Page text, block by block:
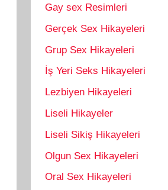
Gay sex Resimleri
Gerçek Sex Hikayeleri
Grup Sex Hikayeleri
İş Yeri Seks Hikayeleri
Lezbiyen Hikayeleri
Liseli Hikayeler
Liseli Sikiş Hikayeleri
Olgun Sex Hikayeleri
Oral Sex Hikayeleri